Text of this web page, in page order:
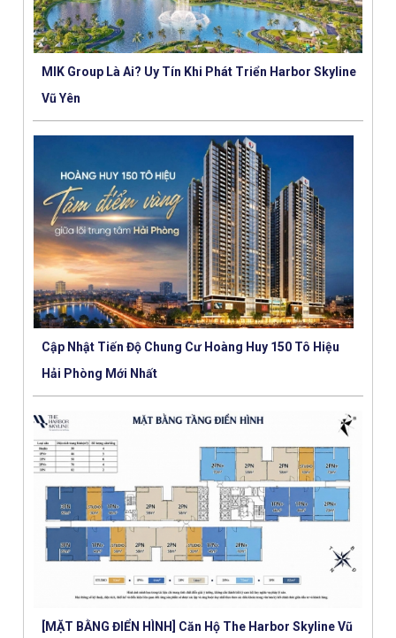
MIK Group Là Ai? Uy Tín Khi Phát Triển Harbor Skyline
Vũ Yên
Cập Nhật Tiến Độ Chung Cư Hoàng Huy 150 Tô Hiệu
Hải Phòng Mới Nhất
[MẶT BẰNG ĐIỂN HÌNH] Căn Hộ The Harbor Skyline Vũ